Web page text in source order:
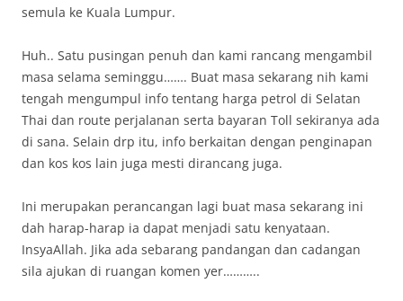
semula ke Kuala Lumpur.
Huh.. Satu pusingan penuh dan kami rancang mengambil
masa selama seminggu……. Buat masa sekarang nih kami
tengah mengumpul info tentang harga petrol di Selatan
Thai dan route perjalanan serta bayaran Toll sekiranya ada
di sana. Selain drp itu, info berkaitan dengan penginapan
dan kos kos lain juga mesti dirancang juga.
Ini merupakan perancangan lagi buat masa sekarang ini
dah harap-harap ia dapat menjadi satu kenyataan.
InsyaAllah. Jika ada sebarang pandangan dan cadangan
sila ajukan di ruangan komen yer………..